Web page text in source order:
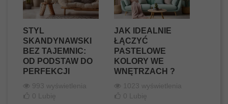
STYL
SKANDYNAWSKI
BEZ TAJEMNIC:
OD PODSTAW DO
PERFEKCJI
993 wyświetlenia
0
Lubię
JAK IDEALNIE
ŁĄCZYĆ
PASTELOWE
KOLORY WE
WNĘTRZACH ?
1023 wyświetlenia
0
Lubię